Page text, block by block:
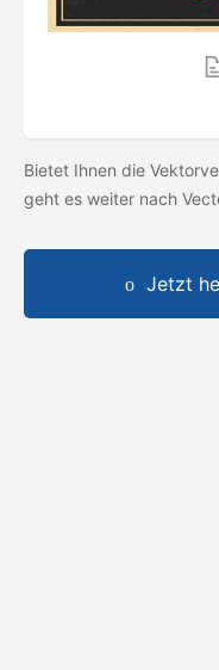
Bietet Ihnen die
geht es weiter nach
Jetzt